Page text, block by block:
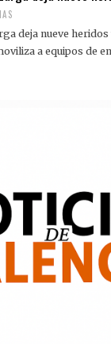
deja nueve
a equipos de